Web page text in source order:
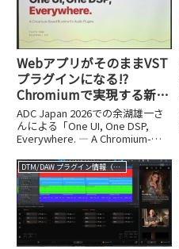
WebアプリがそのままVST
プラグインになる!?
Chromiumで実現する新時
代のプラグイン開発、その
驚きの仕組み【ADC Japan
2026レポート④】
ADC Japan 2026での余湖雄一さ
んによる「One UI, One DSP,
Everywhere. ― A Chromium-
Plugins」というセッションのレ
ポート。Webアプリをそのまま
VSTプラグインに
DTM/DAW プラグイン情報（VST AU AAX）